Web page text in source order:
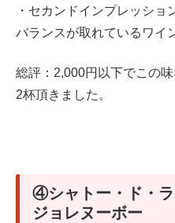
・セカンドインプレッショ
バランスが取れているワイ
総評：2,000円以下でこの
2杯頂きました。
④シャトー・ド・
ジョレヌーボー